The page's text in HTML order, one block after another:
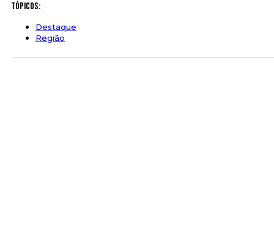
Tópicos:
Destaque
Região